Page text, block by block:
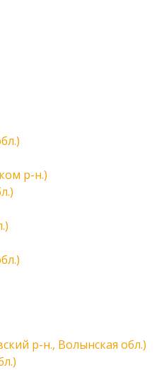
р-н.)
р-н., Волынская обл.)